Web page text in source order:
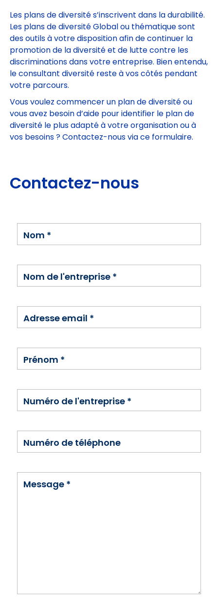
Les plans de diversité s’inscrivent dans la durabilité.
Les plans de diversité Global ou thématique sont
des outils à votre disposition afin de continuer la
promotion de la diversité et de lutte contre les
discriminations dans votre entreprise. Bien entendu,
le consultant diversité reste à vos côtés pendant
votre parcours.
Vous voulez commencer un plan de diversité ou
vous avez besoin d’aide pour identifier le plan de
diversité le plus adapté à votre organisation ou à
vos besoins ? Contactez-nous via ce formulaire.
Contactez-nous
Nom *
Nom de l'entreprise *
Adresse email *
Prénom *
Numéro de l'entreprise *
Numéro de téléphone
Message *